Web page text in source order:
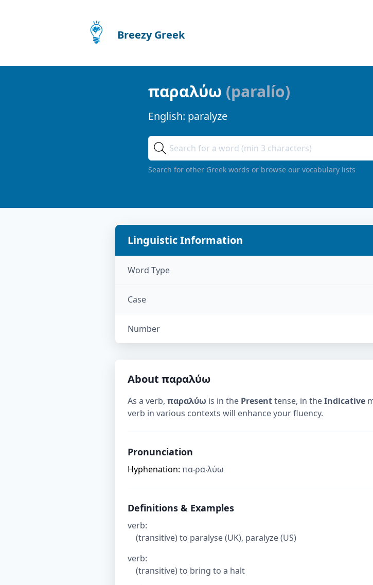
Breezy Greek
παραλύω (paralío)
English: paralyze
Search for other Greek words or browse our vocabulary lists
Linguistic Information
Word Type
Case
Number
About παραλύω
As a verb, παραλύω is in the Presenttense, in theIndicative
verb in various contexts will enhance your fluency.
Pronunciation
Hyphenation: πα‧ρα‧λύω
Definitions & Examples
verb:
(transitive) to paralyse (UK), paralyze (US)
verb:
(transitive) to bring to a halt